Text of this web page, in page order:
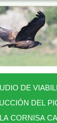
DE
DEL
CORNISA